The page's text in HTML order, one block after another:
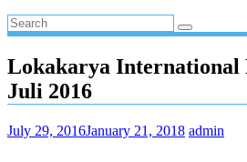
Lokakarya International
Juli 2016
July 29, 2016January 21, 2018 admin